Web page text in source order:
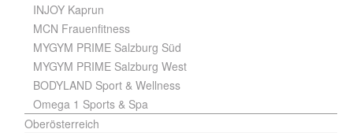
INJOY Kaprun
MCN Frauenfitness
MYGYM PRIME Salzburg Süd
MYGYM PRIME Salzburg West
BODYLAND Sport & Wellness
Omega 1 Sports & Spa
Oberösterreich